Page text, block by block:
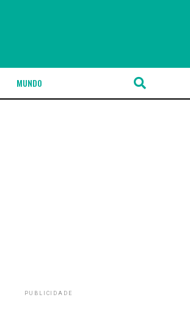
MUNDO
PUBLICIDADE